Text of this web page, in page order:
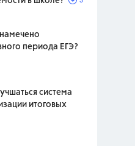
периода ЕГЭ?
система
итоговых